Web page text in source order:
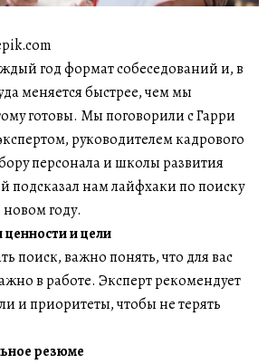
год формат собеседований и, в
меняется быстрее, чем мы
готовы. Мы поговорили с Гарри
руководителем кадрового
персонала и школы развития
подсказал нам лайфхаки по поиску
году.
и цели
поиск, важно понять, что для вас
в работе. Эксперт рекомендует
и приоритеты, чтобы не терять
резюме